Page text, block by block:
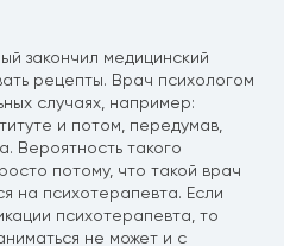
закончил медицинский
рецепты. Врач психологом
случаях, например:
и потом, передумав,
Вероятность такого
потому, что такой врач
на психотерапевта. Если
психотерапевта, то
не может и с